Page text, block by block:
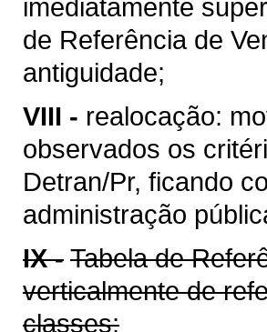
imediatamente
de Referência de
antiguidade;
VIII - realocação:
observados os
Detran/Pr, ficando
administração
IX - Tabela de
verticalmente de
classes;